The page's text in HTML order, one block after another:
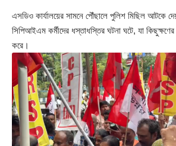
এসডিও কার্যালয়ের সামনে পৌঁছালে পুলিশ মিছিল আটকে
সিপিআইএম কর্মীদের ধস্তাধস্তির ঘটনা ঘটে, যা
করে।